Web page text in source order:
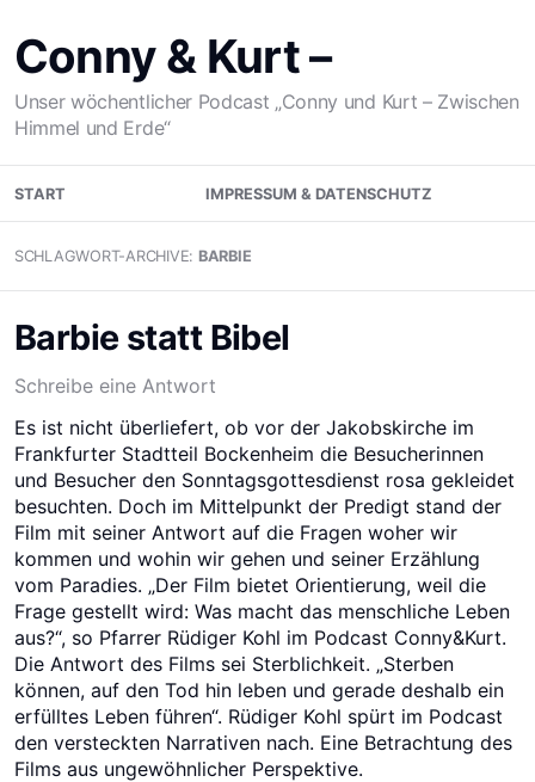
Inhalt
springen
Conny & Kurt –
Unser wöchentlicher Podcast „Conny und Kurt – Zwischen
Himmel und Erde“
START IMPRESSUM & DATENSCHUTZ
SCHLAGWORT-ARCHIVE: BARBIE
Barbie statt Bibel
Schreibe eine Antwort
Es ist nicht überliefert, ob vor der Jakobskirche im
Frankfurter Stadtteil Bockenheim die Besucherinnen
und Besucher den Sonntagsgottesdienst rosa gekleidet
besuchten. Doch im Mittelpunkt der Predigt stand der
Film mit seiner Antwort auf die Fragen woher wir
kommen und wohin wir gehen und seiner Erzählung
vom Paradies. „Der Film bietet Orientierung, weil die
Frage gestellt wird: Was macht das menschliche Leben
aus?“, so Pfarrer Rüdiger Kohl im Podcast Conny&Kurt.
Die Antwort des Films sei Sterblichkeit. „Sterben
können, auf den Tod hin leben und gerade deshalb ein
erfülltes Leben führen“. Rüdiger Kohl spürt im Podcast
den versteckten Narrativen nach. Eine Betrachtung des
Films aus ungewöhnlicher Perspektive.